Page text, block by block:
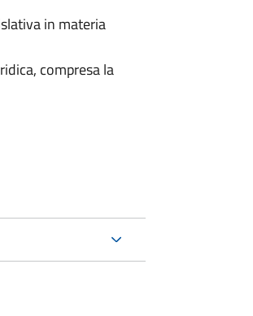
in materia
compresa la